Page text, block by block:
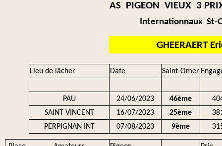
AS PIGEON VIEUX 3
Internationnaux St-
GHEERAERT
Lieu de lâcher Date Saint-Omer
PAU 24/06/2023 46ème
SAINT VINCENT
16/07/2023 25ème
PERPIGNAN INT
07/08/2023 9ème